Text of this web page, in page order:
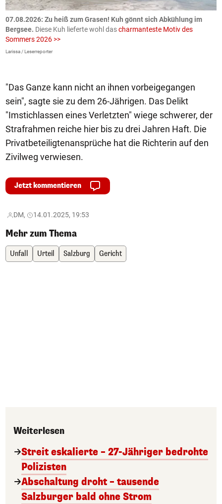
07.08.2026: Zu heiß zum Grasen! Kuh gönnt sich Abkühlung im
Bergsee. Diese Kuh lieferte wohl dascharmanteste Motiv des
Sommers 2026 >>
Larissa / Leserreporter
"Das Ganze kann nicht an ihnen vorbeigegangen
sein", sagte sie zu dem 26-Jährigen. Das Delikt
"Imstichlassen eines Verletzten" wiege schwerer, der
Strafrahmen reiche hier bis zu drei Jahren Haft. Die
Privatbeteiligtenansprüche hat die Richterin auf den
Zivilweg verwiesen.
Jetzt kommentieren
DM, 14.01.2025, 19:53
Mehr zum Thema
Unfall Urteil Salzburg Gericht
Weiterlesen
Streit eskalierte – 27-Jähriger bedrohte
Polizisten
Abschaltung droht – tausende
Salzburger bald ohne Strom